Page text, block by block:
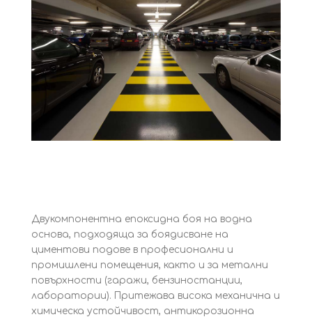
Двукомпонентна епоксидна боя на водна
основа, подходяща за боядисване на
циментови подове в професионални и
промишлени помещения, както и за метални
повърхности (гаражи, бензиностанции,
лаборатории). Притежава висока механична и
химическа устойчивост, антикорозионна